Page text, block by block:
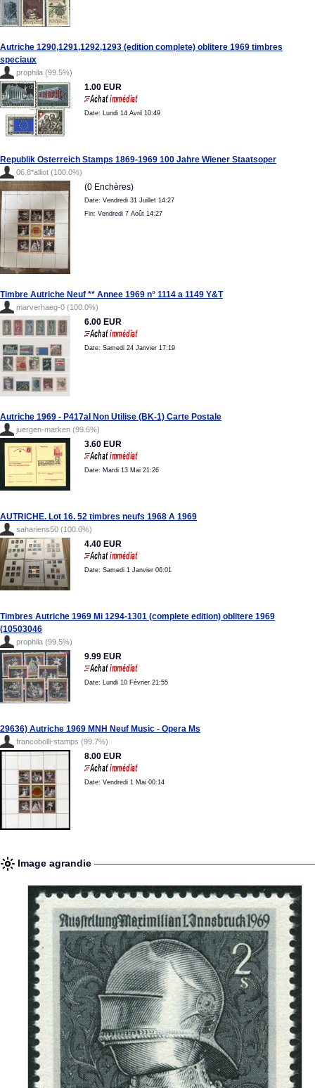
Autriche 1290,1291,1292,1293 (edition complete) oblitere 1969 timbres
speciaux
prophila (99.5%)
1.00 EUR
Date: Lundi 14 Avril 10:49
Republik Osterreich Stamps 1869-1969 100 Jahre Wiener Staatsoper
06.8*alliot (100.0%)
(0 Enchères)
Date: Vendredi 31 Juillet 14:27
Fin: Vendredi 7 Août 14:27
Timbre Autriche Neuf ** Annee 1969 n° 1114 a 1149 Y&T
marverhaeg-0 (100.0%)
6.00 EUR
Date: Samedi 24 Janvier 17:19
Autriche 1969 - P417aI Non Utilise (BK-1) Carte Postale
juergen-marken (99.6%)
3.60 EUR
Date: Mardi 13 Mai 21:26
AUTRICHE. Lot 16. 52 timbres neufs 1968 A 1969
sahariens50 (100.0%)
4.40 EUR
Date: Samedi 1 Janvier 06:01
Timbres Autriche 1969 Mi 1294-1301 (complete edition) oblitere 1969
(10503046
prophila (99.5%)
9.99 EUR
Date: Lundi 10 Février 21:55
29636) Autriche 1969 MNH Neuf Music - Opera Ms
francobolli-stamps (99.7%)
8.00 EUR
Date: Vendredi 1 Mai 00:14
Image agrandie